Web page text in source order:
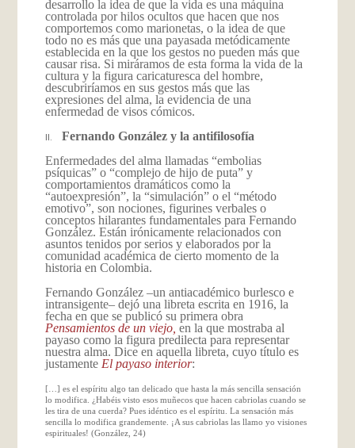
desarrollo la idea de que la vida es una máquina
controlada por hilos ocultos que hacen que nos
comportemos como marionetas, o la idea de que
todo no es más que una payasada metódicamente
establecida en la que los gestos no pueden más que
causar risa. Si miráramos de esta forma la vida de la
cultura y la figura caricaturesca del hombre,
descubriríamos en sus gestos más que las
expresiones del alma, la evidencia de una
enfermedad de visos cómicos.
II. Fernando González y la antifilosofía
Enfermedades del alma llamadas “embolias
psíquicas” o “complejo de hijo de puta” y
comportamientos dramáticos como la
“autoexpresión”, la “simulación” o el “método
emotivo”, son nociones, figurines verbales o
conceptos hilarantes fundamentales para Fernando
González. Están irónicamente relacionados con
asuntos tenidos por serios y elaborados por la
comunidad académica de cierto momento de la
historia en Colombia.
Fernando González –un antiacadémico burlesco e
intransigente– dejó una libreta escrita en 1916, la
fecha en que se publicó su primera obra
Pensamientos de un viejo, en la que mostraba al
payaso como la figura predilecta para representar
nuestra alma. Dice en aquella libreta, cuyo título es
justamente El payaso interior:
[…] es el espíritu algo tan delicado que hasta la más sencilla sensación
lo modifica. ¿Habéis visto esos muñecos que hacen cabriolas cuando se
les tira de una cuerda? Pues idéntico es el espíritu. La sensación más
sencilla lo modifica grandemente. ¡A sus cabriolas las llamo yo visiones
espirituales! (González, 24)